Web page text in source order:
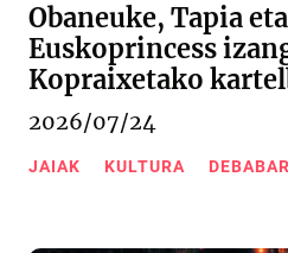
Obaneuke, Tapia
Euskoprincess
Kopraixetako
2026/07/24
JAIAK KULTURA